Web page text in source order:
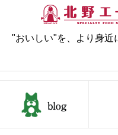
"おいしい"を、より身近